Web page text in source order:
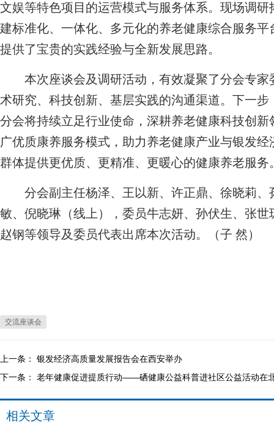
文娱等特色项目的运营模式与服务体系。现场调
建标准化、一体化、多元化的养老健康综合服务
提供了宝贵的实践经验与全新发展思路。
本次座谈会及调研活动，有效凝聚了分会专家
术研究、科技创新、基层实践的沟通渠道。下一
分会将持续立足行业使命，深耕养老健康科技创
广优质康养服务模式，助力养老健康产业与银发
群体提供更优质、更精准、更暖心的健康养老服务
分会副主任杨泽、王以新、许正鼎、徐晓莉、
敏、倪晓琳（线上），委员牛志妍、孙伏生、张
赵钢等领导及委员代表出席本次活动。（子 然）
交流座谈会
上一条： 银发经济高质量发展报告会在西安举办
下一条： 老年健康促进提质行动——硒健康公益科普进社区公益活动在
相关文章